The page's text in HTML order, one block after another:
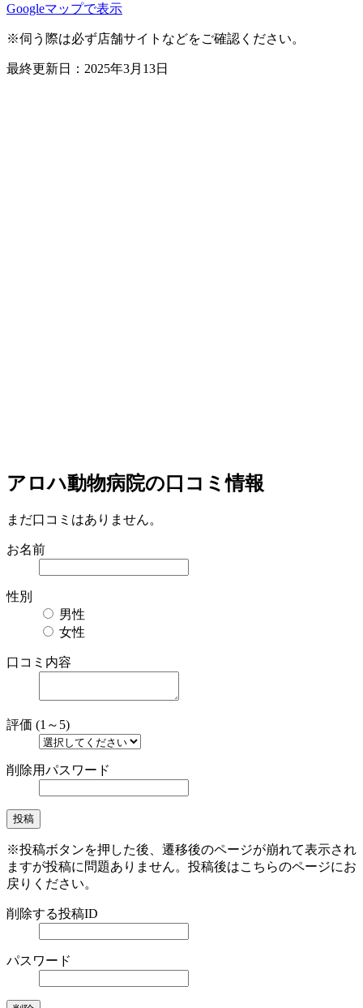
アロハ動物病院
Googleマップで表示
※伺う際は必ず店舗サイトなどをご確認ください。
最終更新日：2025年3月13日
アロハ動物病院の口コミ情報
まだ口コミはありません。
お名前
性別
男性
女性
口コミ内容
評価 (1～5)
削除用パスワード
※投稿ボタンを押した後、遷移後のページが崩れて表示され
ますが投稿に問題ありません。投稿後はこちらのページにお
戻りください。
削除する投稿ID
パスワード